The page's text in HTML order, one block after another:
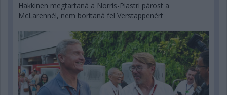
Hakkinen megtartaná a Norris-Piastri párost a
McLarennél, nem borítaná fel Verstappenért